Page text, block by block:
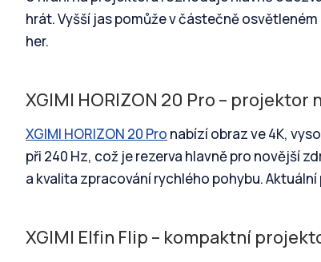
hrát. Vyšší jas pomůže v částečně
her.
XGIMI HORIZON 20 Pro – projektor
XGIMI HORIZON 20 Pro nabízí obraz ve 4K,
při 240 Hz, což je rezerva hlavně pro novější
a kvalita zpracování rychlého pohybu.
XGIMI Elfin Flip – kompaktní